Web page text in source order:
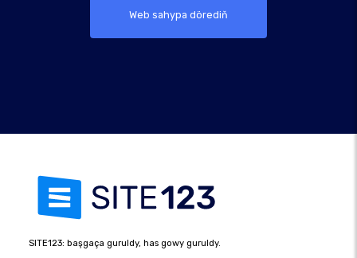
Web sahypa dörediň
SITE123: başgaça guruldy, has gowy guruldy.